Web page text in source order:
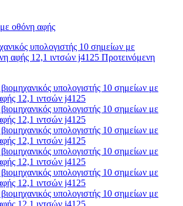
οθόνη αφής